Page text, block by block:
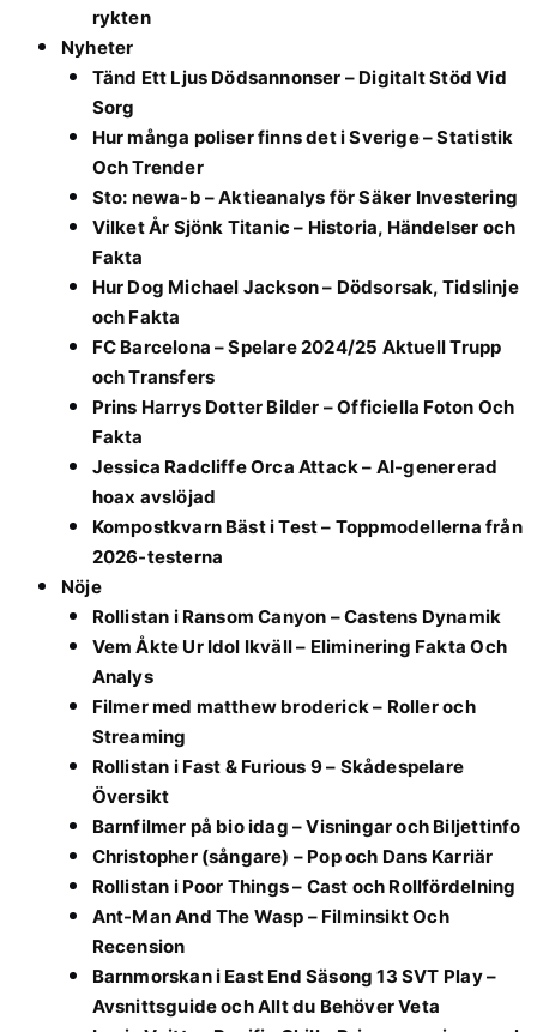
rykten
Nyheter
Tänd Ett Ljus Dödsannonser – Digitalt Stöd Vid
Sorg
Hur många poliser finns det i Sverige – Statistik
Och Trender
Sto: newa-b – Aktieanalys för Säker Investering
Vilket År Sjönk Titanic – Historia, Händelser och
Fakta
Hur Dog Michael Jackson – Dödsorsak, Tidslinje
och Fakta
FC Barcelona – Spelare 2024/25 Aktuell Trupp
och Transfers
Prins Harrys Dotter Bilder – Officiella Foton Och
Fakta
Jessica Radcliffe Orca Attack – AI-genererad
hoax avslöjad
Kompostkvarn Bäst i Test – Toppmodellerna från
2026-testerna
Nöje
Rollistan i Ransom Canyon – Castens Dynamik
Vem Åkte Ur Idol Ikväll – Eliminering Fakta Och
Analys
Filmer med matthew broderick – Roller och
Streaming
Rollistan i Fast & Furious 9 – Skådespelare
Översikt
Barnfilmer på bio idag – Visningar och Biljettinfo
Christopher (sångare) – Pop och Dans Karriär
Rollistan i Poor Things – Cast och Rollfördelning
Ant-Man And The Wasp – Filminsikt Och
Recension
Barnmorskan i East End Säsong 13 SVT Play –
Avsnittsguide och Allt du Behöver Veta